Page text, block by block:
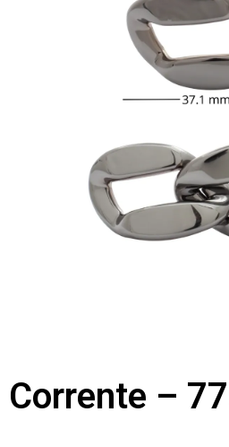
Corrente –